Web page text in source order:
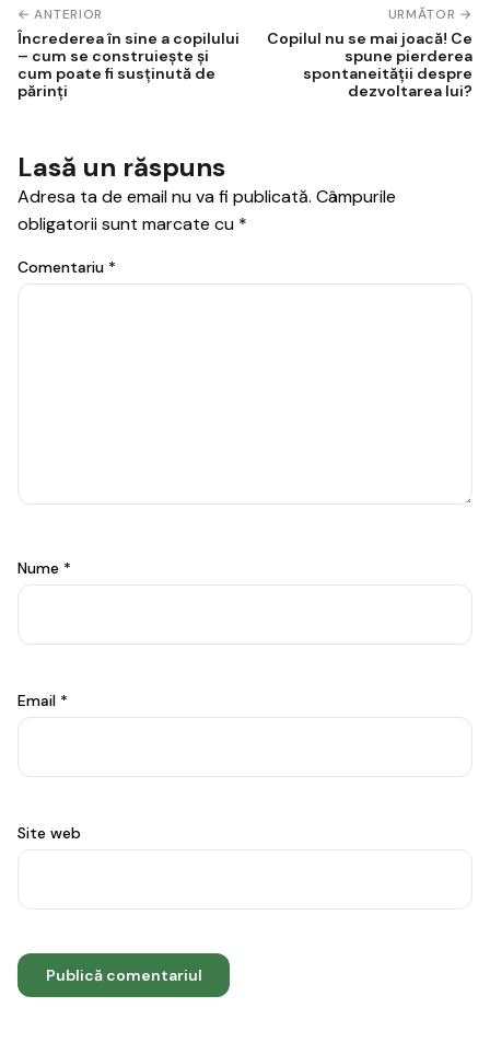
Navigare
în
articole
← ANTERIOR
Încrederea în sine a copilului
– cum se construiește și
cum poate fi susținută de
părinți
URMĂTOR →
Copilul nu se mai joacă! Ce
spune pierderea
spontaneității despre
dezvoltarea lui?
Lasă un răspuns
Adresa ta de email nu va fi publicată. Câmpurile
obligatorii sunt marcate cu *
Comentariu *
Nume *
Email *
Site web